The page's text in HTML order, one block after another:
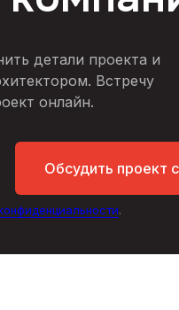
детали проекта и
Встречу
онлайн.
Обсудить проект
.